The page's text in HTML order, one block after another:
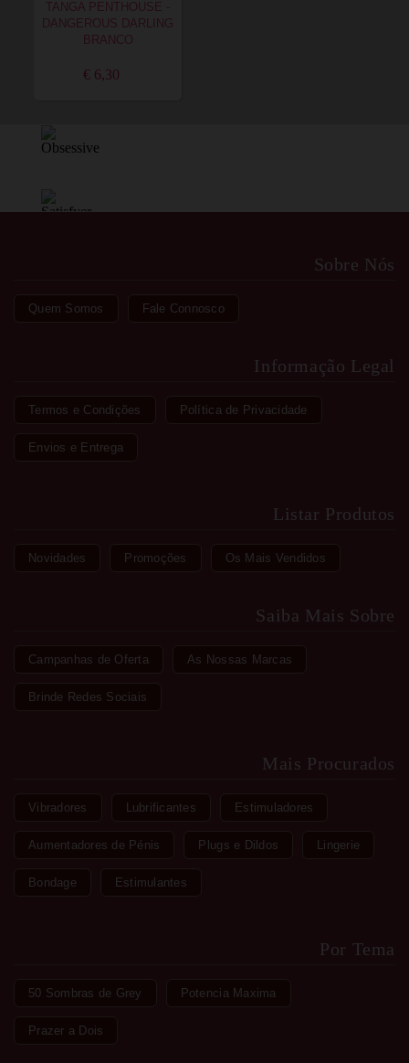
TANGA PENTHOUSE -
DANGEROUS DARLING
BRANCO
€ 6,30
Sobre Nós
Quem Somos Fale Connosco
Informação Legal
Termos e Condições Política de Privacidade
Envios e Entrega
Listar Produtos
Novidades Promoções Os Mais Vendidos
Saiba Mais Sobre
Campanhas de Oferta As Nossas Marcas
Brinde Redes Sociais
Mais Procurados
Vibradores Lubrificantes Estimuladores
Aumentadores de Pénis Plugs e Dildos Lingerie
Bondage Estimulantes
Por Tema
50 Sombras de Grey Potencia Maxima
Prazer a Dois